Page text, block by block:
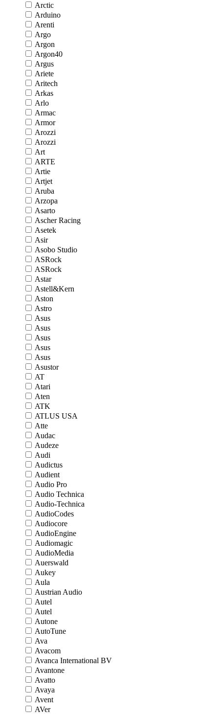
Arctic
Arduino
Arenti
Argo
Argon
Argon40
Argus
Ariete
Aritech
Arkas
Arlo
Armac
Armor
Arozzi
Arozzi
Art
ARTE
Artie
Artjet
Aruba
Arzopa
Asarto
Ascher Racing
Asetek
Asir
Asobo Studio
ASRock
ASRock
Astar
Astell&Kern
Aston
Astro
Asus
Asus
Asus
Asus
Asus
Asustor
AT
Atari
Aten
ATK
ATLUS USA
Atte
Audac
Audeze
Audi
Audictus
Audient
Audio Pro
Audio Technica
Audio-Technica
AudioCodes
Audiocore
AudioEngine
Audiomagic
AudioMedia
Auerswald
Aukey
Aula
Austrian Audio
Autel
Autel
Autone
AutoTune
Ava
Avacom
Avanca International BV
Avantone
Avatto
Avaya
Avent
AVer